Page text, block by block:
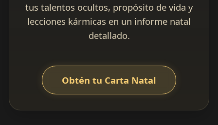
tus talentos ocultos, propósito de vida y
lecciones kármicas en un informe natal
detallado.
Obtén tu Carta Natal